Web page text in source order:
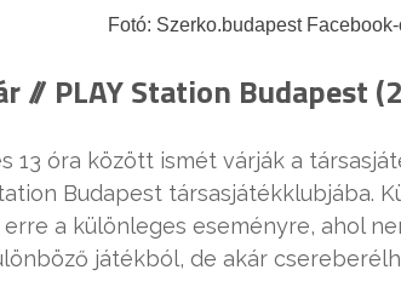
Fotó: Szerko.budapest
// PLAY Station Budapest
13 óra között ismét várják a
Budapest társasjátékklubjába.
a különleges eseményre, ahol
játékból, de akár